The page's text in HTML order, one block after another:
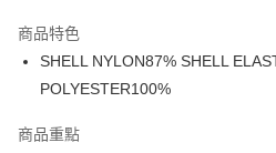
AlipayHK
WeChat Pay
商品特色
SHELL NYLON87% SHELL
POLYESTER100%
商品重點